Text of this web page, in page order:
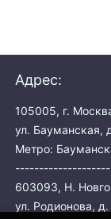
Адрес:
105005, г.
ул. Бауманская,
Метро:
603093, Н.
ул. Родионова, д.